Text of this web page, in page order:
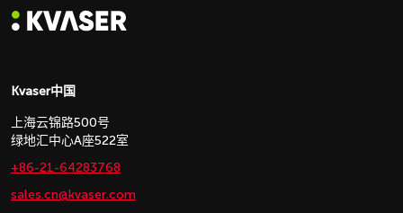
Kvaser中国
上海云锦路500号
绿地汇中心A座522室
+86-21-64283768
sales.cn@kvaser.com